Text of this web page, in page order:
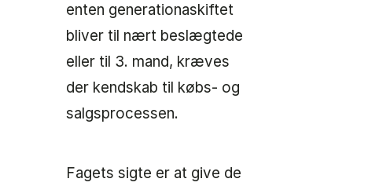
enten generationaskiftet
bliver til nært beslægtede
eller til 3. mand, kræves
der kendskab til købs- og
salgsprocessen.
Fagets sigte er at give de